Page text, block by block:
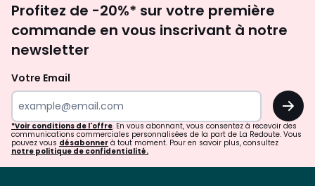
newsletter
Profitez de -20%* sur votre première
commande en vous inscrivant à notre
newsletter
Votre Email
OK
*Voir conditions de l'offre. En vous abonnant, vous consentez à recevoir des
communications commerciales personnalisées de la part de La Redoute. Vous
pouvez vous désabonner à tout moment. Pour en savoir plus, consultez
notre politique de confidentialité.